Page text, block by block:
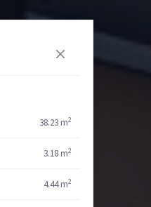
38.23 m2
3.18 m2
4.44 m2